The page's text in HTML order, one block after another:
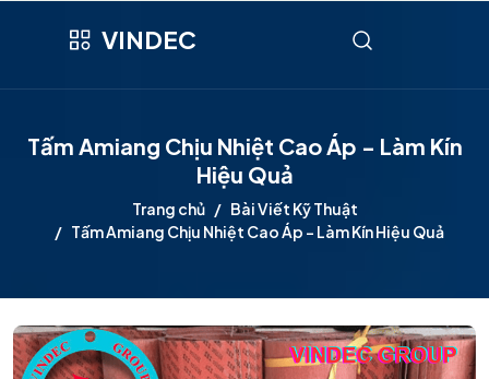
VINDEC
Tấm Amiang Chịu Nhiệt Cao Áp - Làm Kín
Hiệu Quả
Trang chủ
Bài Viết Kỹ Thuật
Tấm Amiang Chịu Nhiệt Cao Áp - Làm Kín Hiệu Quả